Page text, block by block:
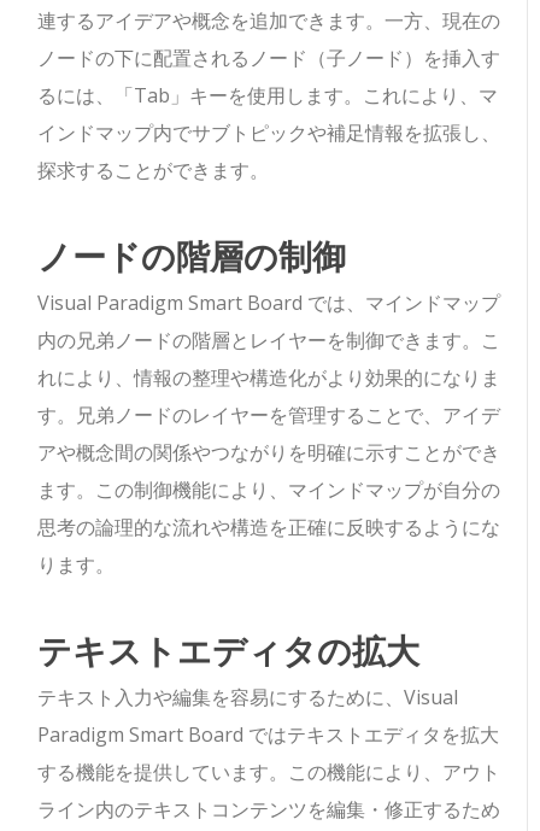
連するアイデアや概念を追加できます。一方、現在の
ノードの下に配置されるノード（子ノード）を挿入す
るには、「Tab」キーを使用します。これにより、マ
インドマップ内でサブトピックや補足情報を拡張し、
探求することができます。
ノードの階層の制御
Visual Paradigm Smart Board では、マインドマップ
内の兄弟ノードの階層とレイヤーを制御できます。こ
れにより、情報の整理や構造化がより効果的になりま
す。兄弟ノードのレイヤーを管理することで、アイデ
アや概念間の関係やつながりを明確に示すことができ
ます。この制御機能により、マインドマップが自分の
思考の論理的な流れや構造を正確に反映するようにな
ります。
テキストエディタの拡大
テキスト入力や編集を容易にするために、Visual
Paradigm Smart Board ではテキストエディタを拡大
する機能を提供しています。この機能により、アウト
ライン内のテキストコンテンツを編集・修正するため